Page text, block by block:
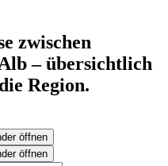
zwischen
– übersichtlich
Region.
öffnen
öffnen